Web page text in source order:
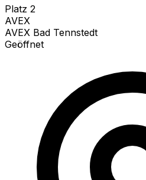
Platz 2
AVEX
AVEX Bad Tennstedt
Geöffnet